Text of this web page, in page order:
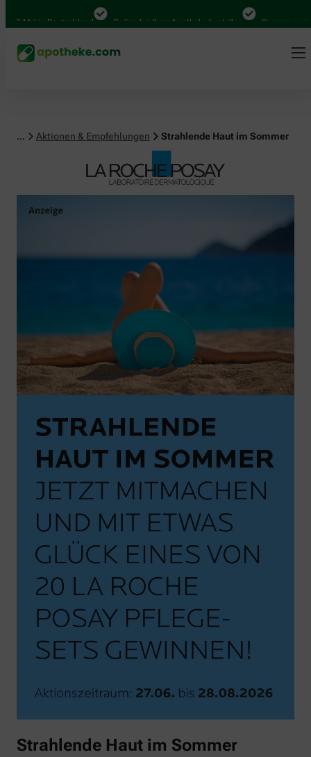
in Deutschland Online bei Ihrer Apotheke bestellen Bequem zwischen
... Aktionen & Empfehlungen Strahlende Haut im Sommer
Strahlende Haut im Sommer